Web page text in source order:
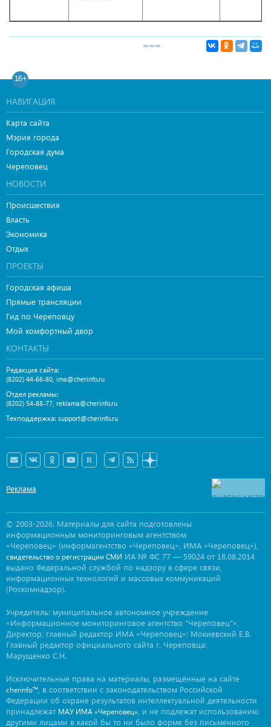
16+
НАВИГАЦИЯ
Карта сайта
Мэрия города
Городская дума
Череповец
НОВОСТИ
Происшествия
Власть
Экономика
Отдых
ПРОЕКТЫ
Городская афиша
Прямые трансляции
Гид по Череповцу
Мой комфортный двор
КОНТАКТЫ
Редакция сайта:
(8202) 44-66-80, ima@cherinfo.ru
Отдел рекламы:
(8202) 54-88-77, reklama@cherinfo.ru
Техподдержка: support@cherinfo.ru
Реклама
© 2003-2026. Материалы для сайта подготовлены
информационным мониторинговым агентством
«Череповец» (информагентство «Череповец», ИМА «Череповец»),
свидетельство о регистрации СМИ ИА № ФС 77 — 59024 от 18.08.2014
выдано Федеральной службой по надзору в сфере связи,
информационных технологий и массовых коммуникаций
(Роскомнадзор).
Учредитель: муниципальное автономное учреждение
«Информационное мониторинговое агентство "Череповец"».
Директор, главный редактор ИМА «Череповец»: Мокиевский Е.В.
Главный редактор официального сайта г. Череповца:
Марущенко С.Н.
Исключительные права на материалы, размещённые на сайте
cherinfo™ , в соответствии с законодательством Российской
Федерации об охране результатов интеллектуальной деятельности
принадлежат МАУ ИМА «Череповец» , и не подлежат использованию
другими лицами в какой бы то ни было форме без письменного